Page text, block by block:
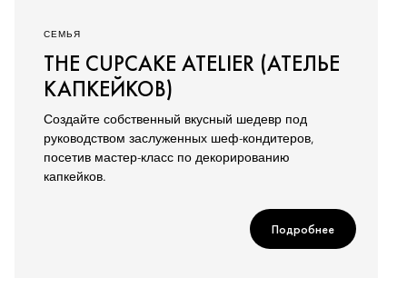
СЕМЬЯ
THE CUPCAKE ATELIER (АТЕЛЬЕ
КАПКЕЙКОВ)
Создайте собственный вкусный шедевр под
руководством заслуженных шеф-кондитеров,
посетив мастер-класс по декорированию
капкейков.
Подробнее